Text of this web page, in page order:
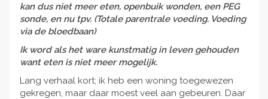
kan dus niet meer eten, openbuik wonden, een PEG
sonde, en nu tpv. (Totale parentrale voeding. Voeding
via de bloedbaan)
Ik word als het ware kunstmatig in leven gehouden
want eten is niet meer mogelijk.
Lang verhaal kort; ik heb een woning toegewezen
gekregen, maar daar moest veel aan gebeuren. Daar